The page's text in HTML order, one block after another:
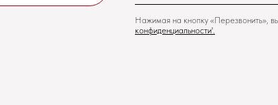
Нажимая на кнопку «Перезвонить»,
конфиденциальности'.